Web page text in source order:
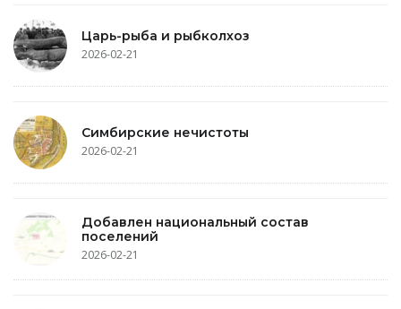
Царь-рыба и рыбколхоз
2026-02-21
Симбирские нечистоты
2026-02-21
Добавлен национальный состав
поселений
2026-02-21